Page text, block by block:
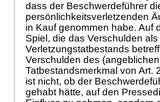
dass der Beschwerdeführer
persönlichkeitsverletzenden
in Kauf genommen habe. Auf
Spiel, die das Verschulden
Verletzungstatbestands
Verschulden des
Tatbestandsmerkmal von Art.
ist nicht, ob der
gehabt hätte, auf den